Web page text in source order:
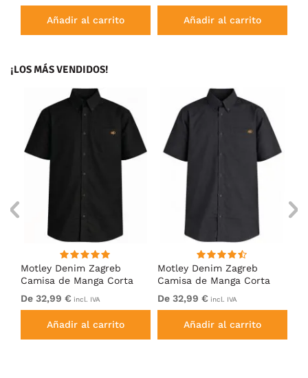
Añadir al carrito Añadir al carrito
¡LOS MÁS VENDIDOS!
Motley Denim Zagreb
Camisa de Manga Corta
Negro
De 32,99 € incl. IVA
Añadir al carrito
Motley Denim Zagreb
Camisa de Manga Corta
Antracita
De 32,99 € incl. IVA
Añadir al carrito